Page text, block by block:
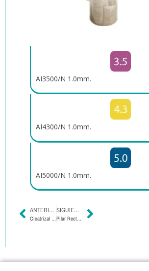
AI3500/N 1.0mm.
AI4300/N 1.0mm.
AI5000/N 1.0mm.
ANTERIOR
Cicatrizal Recto y Expandible – Tri Channel
SIGUIENTE
Pilar Recto Definitivo Cuerpo Certain